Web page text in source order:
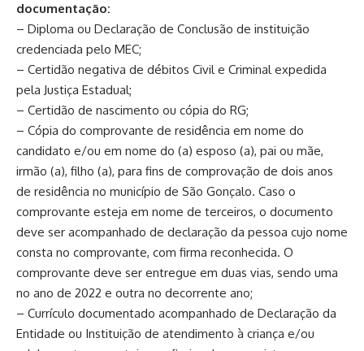
documentação:
– Diploma ou Declaração de Conclusão de instituição
credenciada pelo MEC;
– Certidão negativa de débitos Civil e Criminal expedida
pela Justiça Estadual;
– Certidão de nascimento ou cópia do RG;
– Cópia do comprovante de residência em nome do
candidato e/ou em nome do (a) esposo (a), pai ou mãe,
irmão (a), filho (a), para fins de comprovação de dois anos
de residência no município de São Gonçalo. Caso o
comprovante esteja em nome de terceiros, o documento
deve ser acompanhado de declaração da pessoa cujo nome
consta no comprovante, com firma reconhecida. O
comprovante deve ser entregue em duas vias, sendo uma
no ano de 2022 e outra no decorrente ano;
– Currículo documentado acompanhado de Declaração da
Entidade ou Instituição de atendimento à criança e/ou